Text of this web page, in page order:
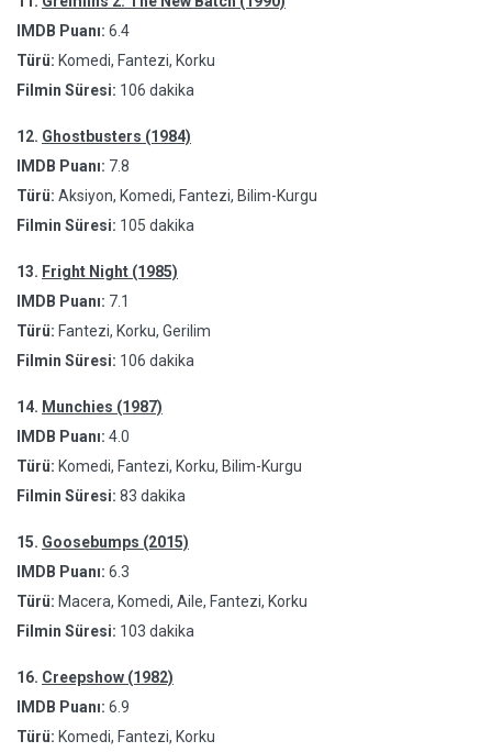
IMDB Puanı: 6.4
Türü: Komedi, Fantezi, Korku
Filmin Süresi: 106 dakika
12. Ghostbusters (1984)
IMDB Puanı: 7.8
Türü: Aksiyon, Komedi, Fantezi, Bilim-Kurgu
Filmin Süresi: 105 dakika
13. Fright Night (1985)
IMDB Puanı: 7.1
Türü: Fantezi, Korku, Gerilim
Filmin Süresi: 106 dakika
14. Munchies (1987)
IMDB Puanı: 4.0
Türü: Komedi, Fantezi, Korku, Bilim-Kurgu
Filmin Süresi: 83 dakika
15. Goosebumps (2015)
IMDB Puanı: 6.3
Türü: Macera, Komedi, Aile, Fantezi, Korku
Filmin Süresi: 103 dakika
16. Creepshow (1982)
IMDB Puanı: 6.9
Türü: Komedi, Fantezi, Korku